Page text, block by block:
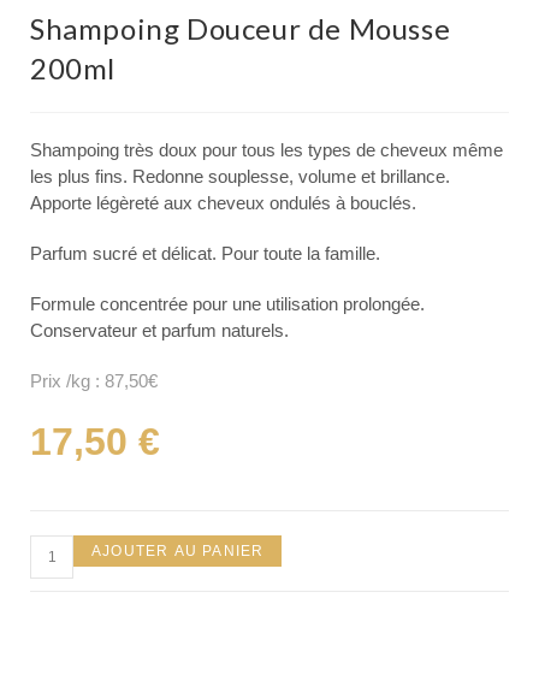
Shampoing Douceur de Mousse
200ml
Shampoing très doux pour tous les types de cheveux même
les plus fins. Redonne souplesse, volume et brillance.
Apporte légèreté aux cheveux ondulés à bouclés.
Parfum sucré et délicat. Pour toute la famille.
Formule concentrée pour une utilisation prolongée.
Conservateur et parfum naturels.
Prix /kg : 87,50€
17,50 €
AJOUTER AU PANIER